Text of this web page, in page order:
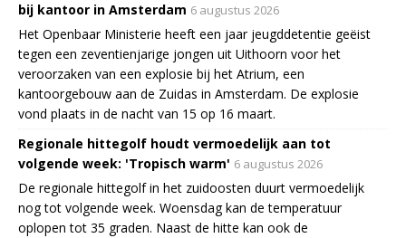
bij kantoor in Amsterdam 6 augustus 2026
Het Openbaar Ministerie heeft een jaar jeugddetentie geëist
tegen een zeventienjarige jongen uit Uithoorn voor het
veroorzaken van een explosie bij het Atrium, een
kantoorgebouw aan de Zuidas in Amsterdam. De explosie
vond plaats in de nacht van 15 op 16 maart.
Regionale hittegolf houdt vermoedelijk aan tot
volgende week: 'Tropisch warm' 6 augustus 2026
De regionale hittegolf in het zuidoosten duurt vermoedelijk
nog tot volgende week. Woensdag kan de temperatuur
oplopen tot 35 graden. Naast de hitte kan ook de